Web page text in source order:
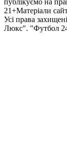
публікуємо на
21+Матеріали
Усi права
Люкс". "Футбол